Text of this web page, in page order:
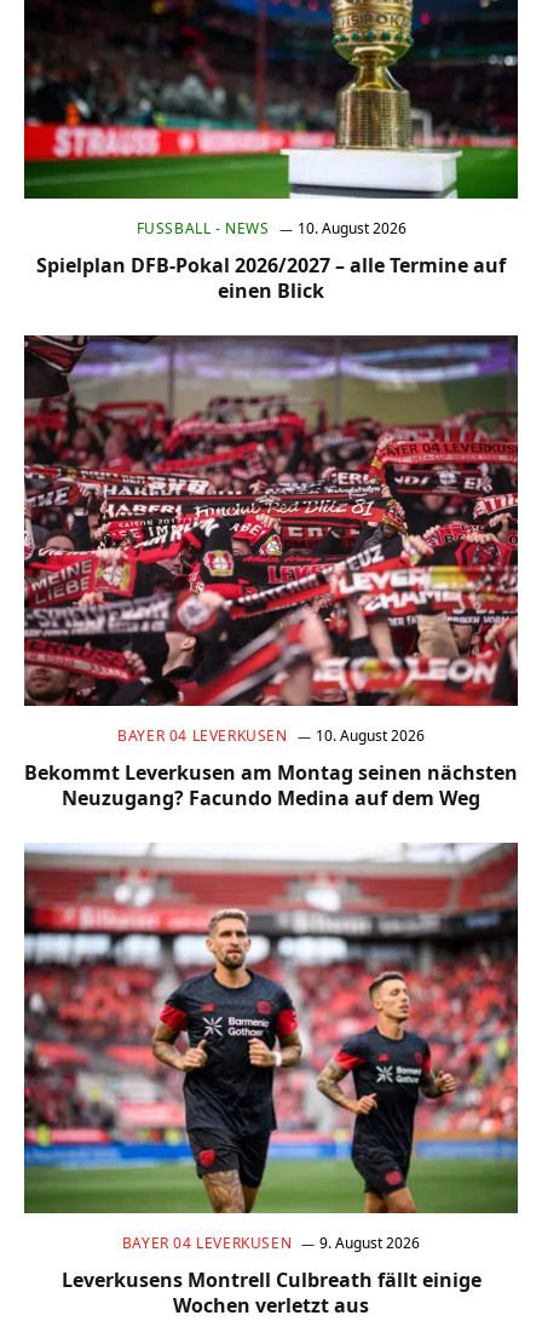
FUSSBALL - NEWS 10. August 2026
Spielplan DFB-Pokal 2026/2027 – alle Termine auf
einen Blick
BAYER 04 LEVERKUSEN 10. August 2026
Bekommt Leverkusen am Montag seinen nächsten
Neuzugang? Facundo Medina auf dem Weg
BAYER 04 LEVERKUSEN 9. August 2026
Leverkusens Montrell Culbreath fällt einige
Wochen verletzt aus